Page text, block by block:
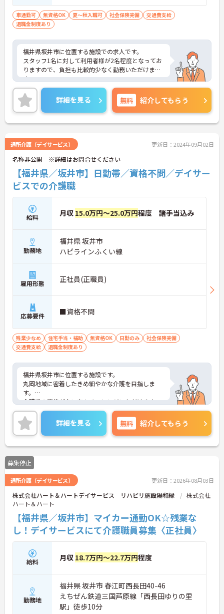
車通勤可 無資格OK 夏～秋入職可 社会保険完備
交通費支給
退職金制度あり
福井県坂井市に位置する施設での求人です。
スタッフ1名に対して利用者様が2名程度となってお
りますので、負担も比較的少なく勤務いただけま
す。
ご興味のある方は、お気軽にお問い合わせくださ
い。
詳細を見る 無料 紹介してもらう
通所介護（デイサービス） 更新日：2024年09月02日
名称非公開 ※詳細はお問合せください
【福井県／坂井市】日勤帯／資格不問／デイサー
ビスでの介護職
給料 月収 15.0万円～25.0万円程度 諸手当込み
勤務地
福井県 坂井市
ハピラインふくい線
雇用形態 正社員(正職員)
応募要件 ■資格不問
残業少なめ 住宅手当・補助 無資格OK 日勤のみ
社会保険完備
交通費支給
退職金制度あり
福井県坂井市に位置する施設です。
丸岡地域に密着したきめ細やかな介護を目指しま
す。
介護系の資格がない方もチャレンジいただけます。
日勤帯でのお仕事ですので、プライベートの予定も
立てやすいです。
ご興味ある方には、面接対策ポイントなど、さらに
詳細をお話しいたしますのでお気軽にご相談くださ
い！
詳細を見る 無料 紹介してもらう
募集停止
通所介護（デイサービス） 更新日：2026年08月03日
株式会社ハート＆ハートデイサービス リハビリ施設陽和縁
株式会社
ハート＆ハート
【福井県／坂井市】マイカー通勤OK☆残業な
し！デイサービスにて介護職員募集〈正社員〉
給料 月収 18.7万円～22.7万円程度
勤務地
福井県 坂井市 春江町西長田40-46
えちぜん鉄道三国芦原線「西長田ゆりの里
駅」徒歩10分